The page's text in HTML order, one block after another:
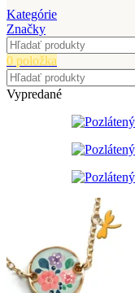
Kategórie
Značky
0 položka
Vypredané